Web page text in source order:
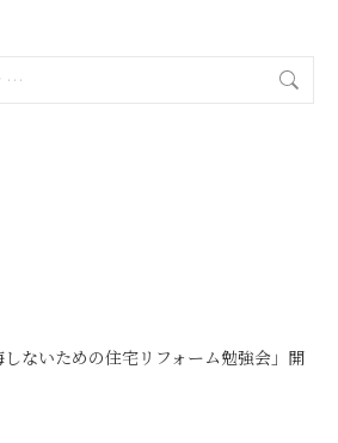
ないための住宅リフォーム勉強会」開